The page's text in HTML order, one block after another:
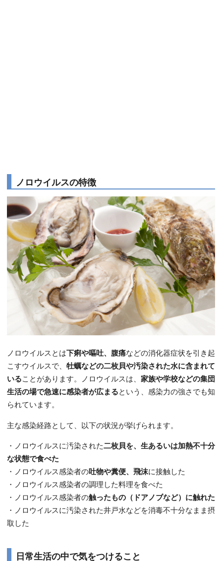
ノロウイルスの特徴
ノロウイルスとは下痢や嘔吐、腹痛などの消化器症状を引き起
こすウイルスで、 牡蠣などの二枚貝や汚染された水に含まれて
いることがあります。ノロウイルスは、 家族や学校などの集団
生活の場で急速に感染者が広まるという、感染力の強さでも知
られています。
主な感染経路として、以下の状況が挙げられます。
・ノロウイルスに汚染された二枚貝を、生あるいは加熱不十分
な状態で食べた
・ノロウイルス感染者の吐物や糞便、飛沫に接触した
・ノロウイルス感染者の調理した料理を食べた
・ノロウイルス感染者の触ったもの（ドアノブなど）に触れた
・ノロウイルスに汚染された井戸水などを消毒不十分なまま摂
取した
日常生活の中で気をつけること